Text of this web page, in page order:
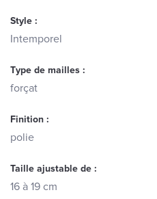
Style :
Intemporel
Type de mailles :
forçat
Finition :
polie
Taille ajustable de :
16 à 19 cm